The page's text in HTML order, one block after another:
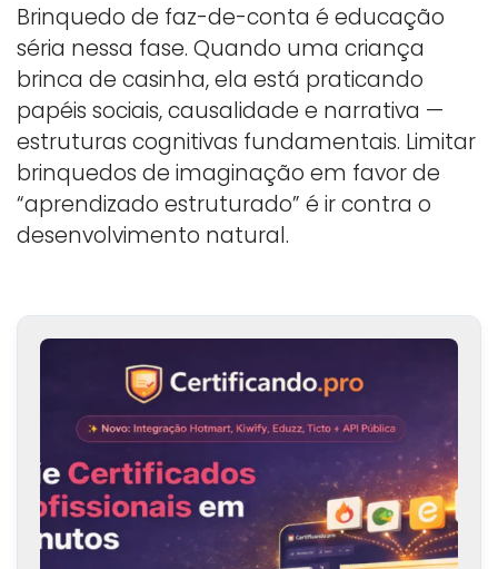
Brinquedo de faz-de-conta é educação
séria nessa fase. Quando uma criança
brinca de casinha, ela está praticando
papéis sociais, causalidade e narrativa —
estruturas cognitivas fundamentais. Limitar
brinquedos de imaginação em favor de
“aprendizado estruturado” é ir contra o
desenvolvimento natural.